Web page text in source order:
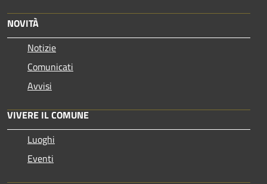
NOVITÀ
Notizie
Comunicati
Avvisi
VIVERE IL COMUNE
Luoghi
Eventi